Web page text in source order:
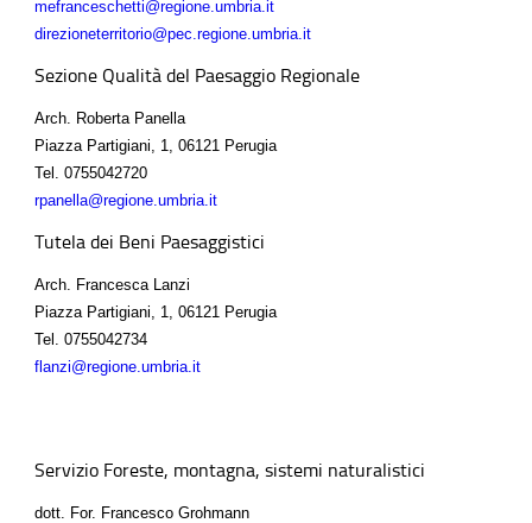
mefranceschetti@regione.umbria.it
direzioneterritorio@pec.regione.umbria.it
Sezione Qualità del Paesaggio Regionale
Arch. Roberta Panella
Piazza Partigiani, 1, 06121 Perugia
Tel.
0755042720
rpanella@regione.umbria.it
Tutela dei Beni Paesaggistici
Arch. Francesca Lanzi
Piazza Partigiani, 1, 06121 Perugia
Tel.
0755042734
flanzi@regione.umbria.it
Servizio Foreste, montagna, sistemi naturalistici
dott. For. Francesco Grohmann